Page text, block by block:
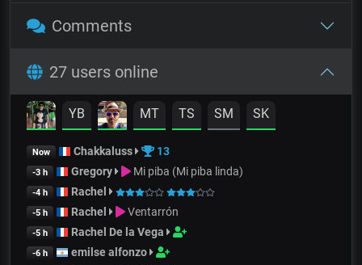
Comments
27 users online
YB MT TS SM SK
Now Chakkaluss 13
-3 h Gregory Mi piba (Mi piba linda)
-4 h Rachel
-5 h Rachel Ventarrón
-5 h Rachel De la Vega
-6 h emilse alfonzo